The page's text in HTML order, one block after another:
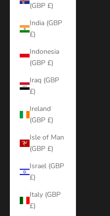
(GBP £)
India (GBP
£)
Indonesia
(GBP £)
Iraq (GBP
£)
Ireland
(GBP £)
Isle of Man
(GBP £)
Israel (GBP
£)
Italy (GBP
£)